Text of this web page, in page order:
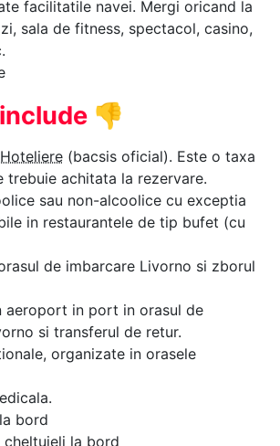
facilitatile navei. Mergi oricand la
sala de fitness, spectacol, casino,
👎
(bacsis oficial). Este o taxa
trebuie achitata la rezervare.
sau non-alcoolice cu exceptia
in restaurantele de tip bufet (cu
de imbarcare Livorno si zborul
aeroport in port in orasul de
si transferul de retur.
organizate in orasele
bord
la bord